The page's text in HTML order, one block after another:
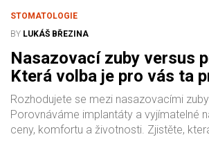
STOMATOLOGIE
BY LUKÁŠ BŘEZINA
Nasazovací zuby versus
Která volba je pro vás ta
Rozhodujete se mezi nasazovacími
Porovnáváme implantáty a vyjímatelné
ceny, komfortu a životnosti. Zjistěte,